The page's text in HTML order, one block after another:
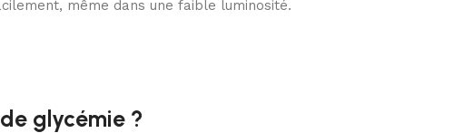
même dans une faible luminosité.
glycémie ?